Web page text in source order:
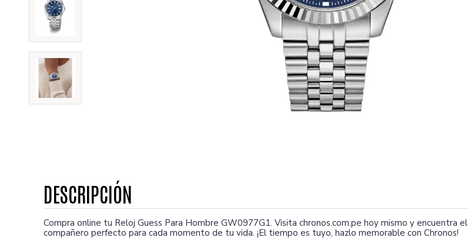
Compra online tu Reloj Guess Para Hombre GW0977G1. Visita chronos.com.pe hoy mismo y encuentra el
compañero perfecto para cada momento de tu vida. ¡El tiempo es tuyo, hazlo memorable con Chronos!